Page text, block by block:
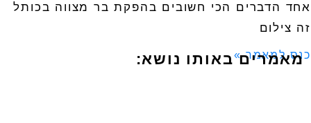
אחד הדברים הכי חשובים בהפקת בר מצווה בכותל
זה צילום
כנס למאמר »
מאמרים באותו נושא: